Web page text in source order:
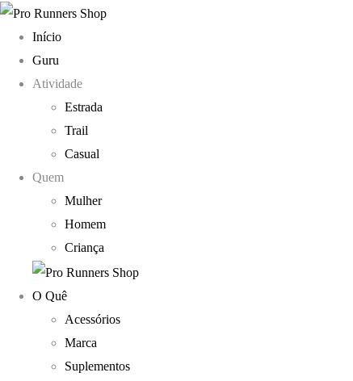
Início
Guru
Atividade
Estrada
Trail
Casual
Quem
Mulher
Homem
Criança
O Quê
Acessórios
Marca
Suplementos